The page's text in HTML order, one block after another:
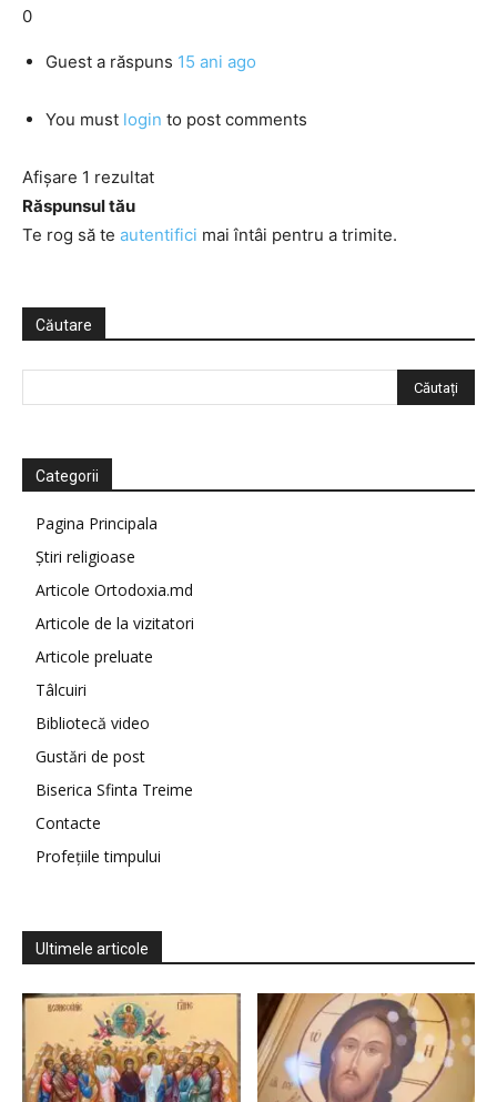
0
Guest a răspuns 15 ani ago
You must login to post comments
Afișare 1 rezultat
Răspunsul tău
Te rog să te autentifici mai întâi pentru a trimite.
Căutare
Categorii
Pagina Principala
Știri religioase
Articole Ortodoxia.md
Articole de la vizitatori
Articole preluate
Tâlcuiri
Bibliotecă video
Gustări de post
Biserica Sfinta Treime
Contacte
Profețiile timpului
Ultimele articole